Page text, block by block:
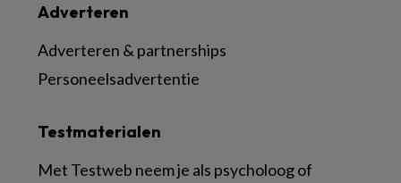
Testmaterialen
Met Testweb neem je als psycholoog of
Adverteren
Adverteren & partnerships
Personeelsadvertentie